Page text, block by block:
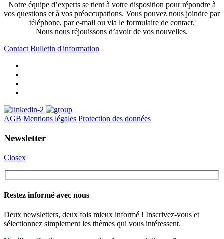
Notre équipe d’experts se tient à votre disposition pour répondre à
vos questions et à vos préoccupations. Vous pouvez nous joindre par
téléphone, par e-mail ou via le formulaire de contact.
Nous nous réjouissons d’avoir de vos nouvelles.
Contact Bulletin d'information
AGB Mentions légales Protection des données
Newsletter
Closex
Restez informé avec nous
Deux newsletters, deux fois mieux informé ! Inscrivez-vous et
sélectionnez simplement les thèmes qui vous intéressent.